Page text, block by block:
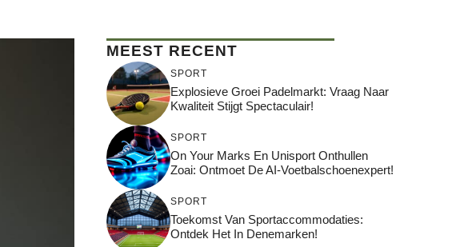
MEEST RECENT
SPORT
Explosieve Groei Padelmarkt: Vraag Naar
Kwaliteit Stijgt Spectaculair!
SPORT
On Your Marks En Unisport Onthullen
Zoai: Ontmoet De AI-Voetbalschoenexpert!
SPORT
Toekomst Van Sportaccommodaties:
Ontdek Het In Denemarken!